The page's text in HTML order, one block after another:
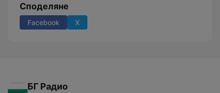
Споделяне
Facebook X
БГ Радио